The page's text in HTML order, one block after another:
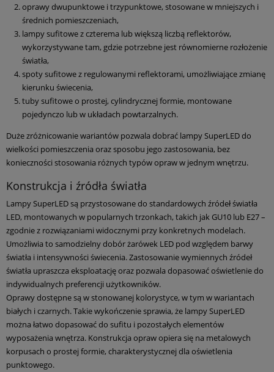
oprawy dwupunktowe i trzypunktowe, stosowane w mniejszych i
średnich pomieszczeniach,
lampy sufitowe z czterema lub większą liczbą reflektorów,
wykorzystywane tam, gdzie potrzebne jest równomierne rozłożenie
światła,
spoty sufitowe z regulowanymi reflektorami, umożliwiające zmianę
kierunku świecenia,
tuby sufitowe o prostej, cylindrycznej formie, montowane
pojedynczo lub w układach powtarzalnych.
Duże zróżnicowanie wariantów pozwala dobrać lampy SuperLED do
wielkości pomieszczenia oraz sposobu jego zastosowania, bez
konieczności stosowania różnych typów opraw w jednym wnętrzu.
Konstrukcja i źródła światła
Lampy SuperLED są przystosowane do standardowych źródeł światła
LED, montowanych w popularnych trzonkach, takich jak GU10 lub E27 –
zgodnie z rozwiązaniami widocznymi przy konkretnych modelach.
Umożliwia to samodzielny dobór żarówek LED pod względem barwy
światła i intensywności świecenia. Zastosowanie wymiennych źródeł
światła upraszcza eksploatację oraz pozwala dopasować oświetlenie do
indywidualnych preferencji użytkowników.
Oprawy dostępne są w stonowanej kolorystyce, w tym w wariantach
białych i czarnych. Takie wykończenie sprawia, że lampy SuperLED
można łatwo dopasować do sufitu i pozostałych elementów
wyposażenia wnętrza. Konstrukcja opraw opiera się na metalowych
korpusach o prostej formie, charakterystycznej dla oświetlenia
punktowego.